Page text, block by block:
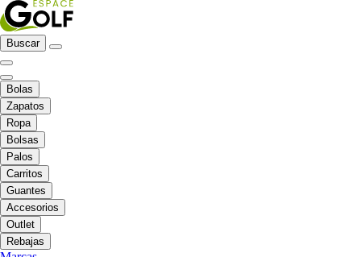
Buscar
Bolas
Zapatos
Ropa
Bolsas
Palos
Carritos
Guantes
Accesorios
Outlet
Rebajas